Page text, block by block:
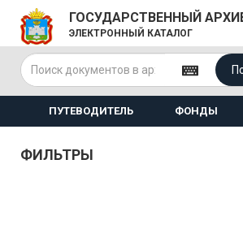
ГОСУДАРСТВЕННЫЙ
ЭЛЕКТРОННЫЙ КАТАЛОГ
ПУТЕВОДИТЕЛЬ ФОНДЫ
ФИЛЬТРЫ